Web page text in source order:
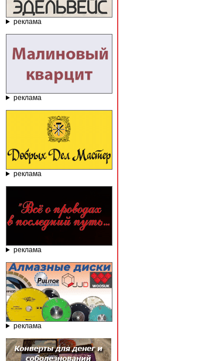
реклама
реклама
реклама
реклама
реклама